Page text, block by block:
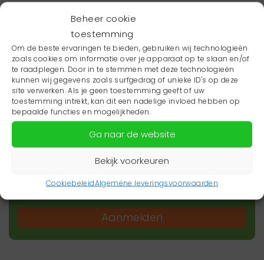
Beheer cookie
toestemming
Om de beste ervaringen te bieden, gebruiken wij technologieën
zoals cookies om informatie over je apparaat op te slaan en/of
te raadplegen. Door in te stemmen met deze technologieën
kunnen wij gegevens zoals surfgedrag of unieke ID's op deze
site verwerken. Als je geen toestemming geeft of uw
toestemming intrekt, kan dit een nadelige invloed hebben op
bepaalde functies en mogelijkheden.
Ga naar de website
Bekijk voorkeuren
CookiebeleidAlgemene leveringsvoorwaarden
Wil je niets missen?
Wil je op de hoogte blijven van het laatste
zorgnieuws in jouw regio? Schrijf je dan in voor
onze nieuwsbrief.
Aanmelden